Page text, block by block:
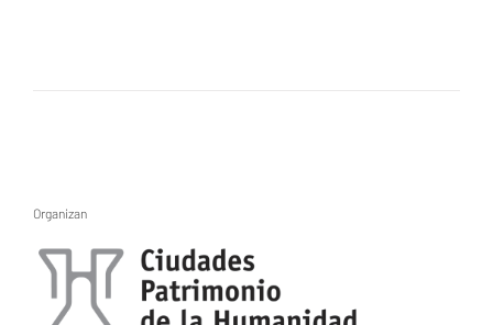
Organizan